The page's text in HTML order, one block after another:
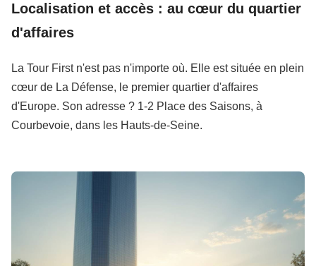
Localisation et accès : au cœur du quartier
d'affaires
La Tour First n'est pas n'importe où. Elle est située en plein
cœur de La Défense, le premier quartier d'affaires
d'Europe. Son adresse ? 1-2 Place des Saisons, à
Courbevoie, dans les Hauts-de-Seine.